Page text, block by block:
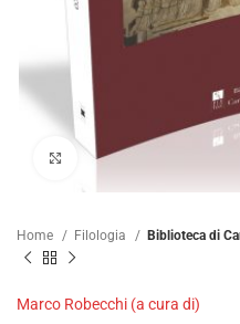
Clicca per ampliare
Home Filologia Biblioteca di
Marco Robecchi (a cura di)